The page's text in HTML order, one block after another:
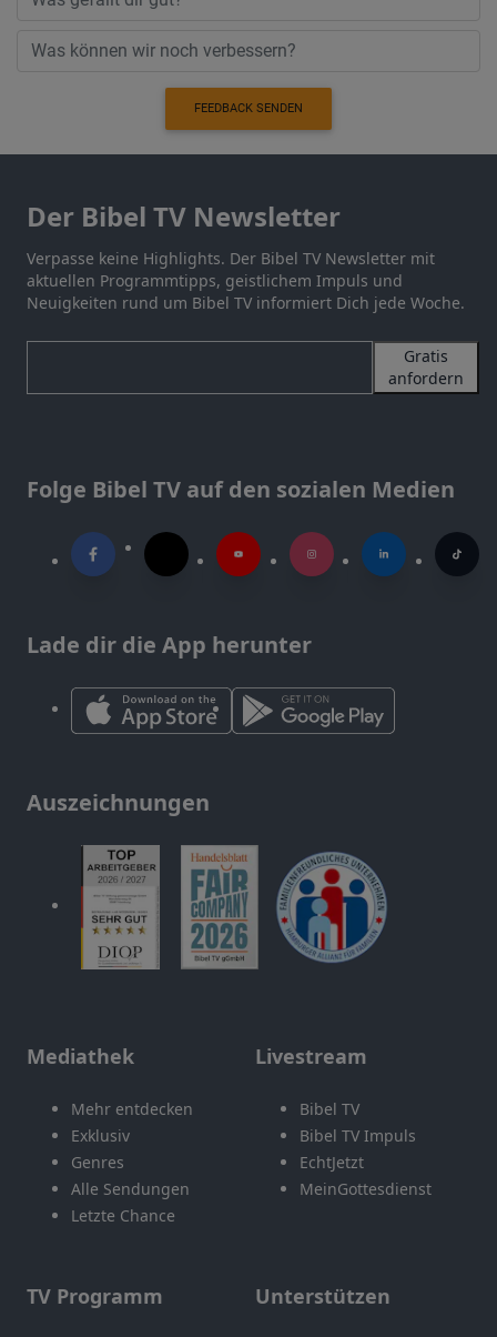
FEEDBACK SENDEN
Der Bibel TV Newsletter
Verpasse keine Highlights. Der Bibel TV Newsletter mit
aktuellen Programmtipps, geistlichem Impuls und
Neuigkeiten rund um Bibel TV informiert Dich jede Woche.
Gratis
anfordern
Folge Bibel TV auf den sozialen Medien
Lade dir die App herunter
Auszeichnungen
Mediathek
Mehr entdecken
Exklusiv
Genres
Alle Sendungen
Letzte Chance
Livestream
Bibel TV
Bibel TV Impuls
EchtJetzt
MeinGottesdienst
TV Programm Unterstützen